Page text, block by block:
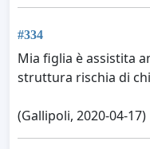
#334
Mia figlia è assistita
struttura rischia di
(Gallipoli, 2020-04-17)